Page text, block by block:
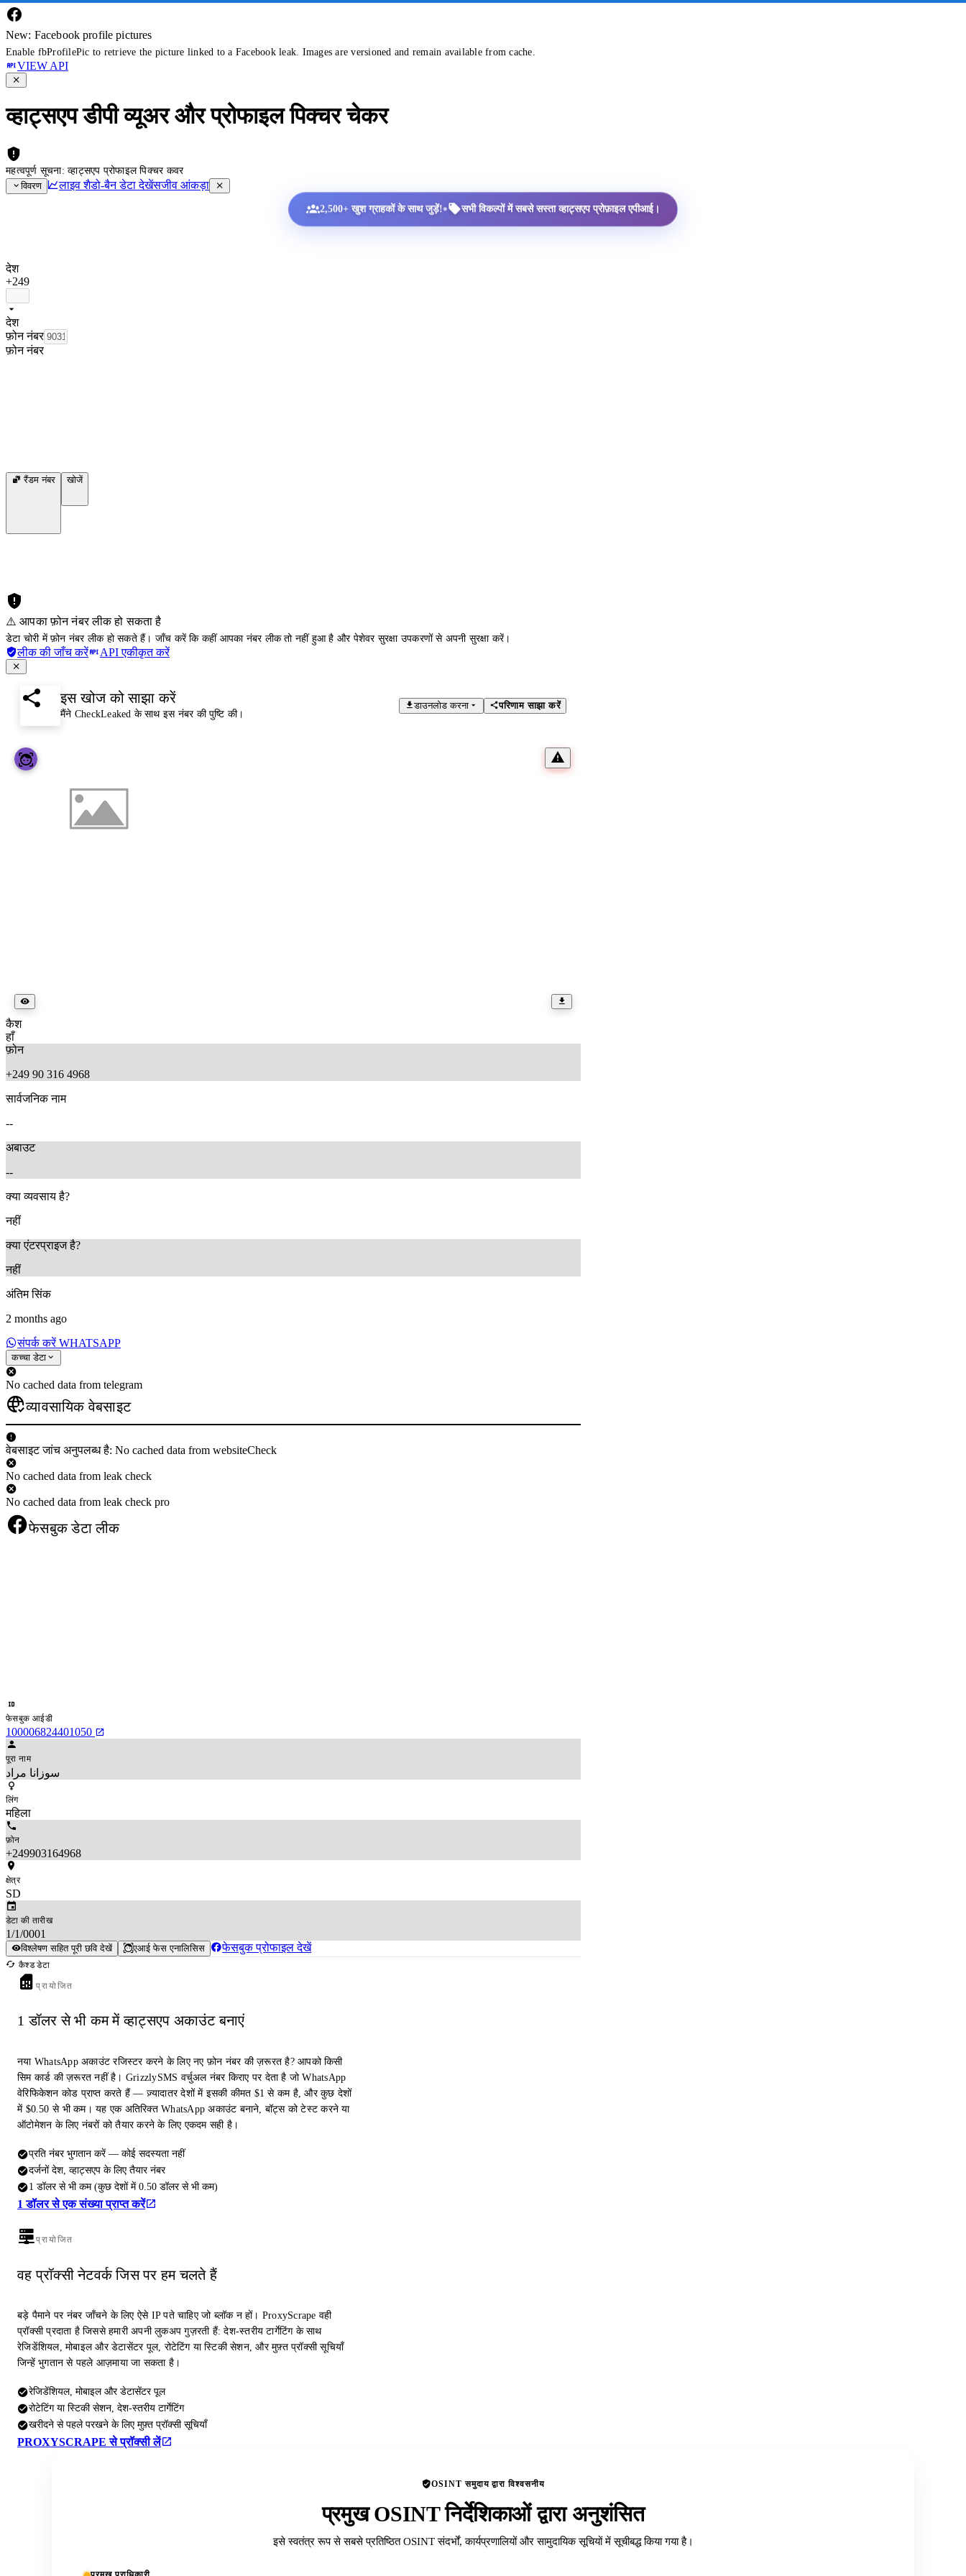
New: Facebook profile pictures
Enable fbProfilePic to retrieve the picture linked to a Facebook leak. Images are versioned and remain available from cache.
VIEW API
व्हाट्सएप डीपी व्यूअर और प्रोफाइल पिक्चर चेकर
महत्वपूर्ण सूचना: व्हाट्सएप प्रोफाइल पिक्चर कवर
विवरण
लाइव शैडो-बैन डेटा देखेंसजीव आंकड़ा
2,500+ खुश ग्राहकों के साथ जुड़ें!• सभी विकल्पों में सबसे सस्ता व्हाट्सएप प्रोफ़ाइल एपीआई।
देश
+249
देश
फ़ोन नंबर
फ़ोन नंबर
रैंडम नंबर खोजें
⚠️ आपका फ़ोन नंबर लीक हो सकता है
डेटा चोरी में फ़ोन नंबर लीक हो सकते हैं। जाँच करें कि कहीं आपका नंबर लीक तो नहीं हुआ है और पेशेवर सुरक्षा उपकरणों से अपनी सुरक्षा करें।
लीक की जाँच करें API एकीकृत करें
इस खोज को साझा करें
मैंने CheckLeaked के साथ इस नंबर की पुष्टि की।
डाउनलोड करना परिणाम साझा करें
कैश
हाँ
फ़ोन
+249 90 316 4968
सार्वजनिक नाम
--
अबाउट
--
क्या व्यवसाय है?
नहीं
क्या एंटरप्राइज है?
नहीं
अंतिम सिंक
2 months ago
संपर्क करें WHATSAPP
कच्चा डेटा
No cached data from telegram
व्यावसायिक वेबसाइट
वेबसाइट जांच अनुपलब्ध है: No cached data from websiteCheck
No cached data from leak check
No cached data from leak check pro
फेसबुक डेटा लीक
फेसबुक आईडी
100006824401050
पूरा नाम
سوزانا مراد
लिंग
महिला
फ़ोन
+249903164968
क्षेत्र
SD
डेटा की तारीख
1/1/0001
विश्लेषण सहित पूरी छवि देखें एआई फेस एनालिसिस फेसबुक प्रोफाइल देखें
कैश्ड डेटा
प्रायोजित
1 डॉलर से भी कम में व्हाट्सएप अकाउंट बनाएं
नया WhatsApp अकाउंट रजिस्टर करने के लिए नए फ़ोन नंबर की ज़रूरत है? आपको किसी
सिम कार्ड की ज़रूरत नहीं है। GrizzlySMS वर्चुअल नंबर किराए पर देता है जो WhatsApp
वेरिफिकेशन कोड प्राप्त करते हैं — ज़्यादातर देशों में इसकी कीमत $1 से कम है, और कुछ देशों
में $0.50 से भी कम। यह एक अतिरिक्त WhatsApp अकाउंट बनाने, बॉट्स को टेस्ट करने या
ऑटोमेशन के लिए नंबरों को तैयार करने के लिए एकदम सही है।
प्रति नंबर भुगतान करें — कोई सदस्यता नहीं
दर्जनों देश, व्हाट्सएप के लिए तैयार नंबर
1 डॉलर से भी कम (कुछ देशों में 0.50 डॉलर से भी कम)
1 डॉलर से एक संख्या प्राप्त करें
प्रायोजित
वह प्रॉक्सी नेटवर्क जिस पर हम चलते हैं
बड़े पैमाने पर नंबर जाँचने के लिए ऐसे IP पते चाहिए जो ब्लॉक न हों। ProxyScrape वही
प्रॉक्सी प्रदाता है जिससे हमारी अपनी लुकअप गुज़रती हैं: देश-स्तरीय टार्गेटिंग के साथ
रेजिडेंशियल, मोबाइल और डेटासेंटर पूल, रोटेटिंग या स्टिकी सेशन, और मुफ़्त प्रॉक्सी सूचियाँ
जिन्हें भुगतान से पहले आज़माया जा सकता है।
रेजिडेंशियल, मोबाइल और डेटासेंटर पूल
रोटेटिंग या स्टिकी सेशन, देश-स्तरीय टार्गेटिंग
खरीदने से पहले परखने के लिए मुफ़्त प्रॉक्सी सूचियाँ
PROXYSCRAPE से प्रॉक्सी लें
OSINT समुदाय द्वारा विश्वसनीय
प्रमुख OSINT निर्देशिकाओं द्वारा अनुशंसित
इसे स्वतंत्र रूप से सबसे प्रतिष्ठित OSINT संदर्भों, कार्यप्रणालियों और सामुदायिक सूचियों में सूचीबद्ध किया गया है।